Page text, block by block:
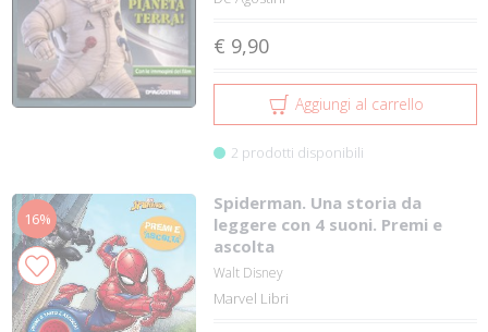
€ 9,90
Aggiungi al carrello
2 prodotti disponibili
16%
Spiderman. Una storia da
leggere con 4 suoni. Premi e
ascolta
Walt Disney
Marvel Libri